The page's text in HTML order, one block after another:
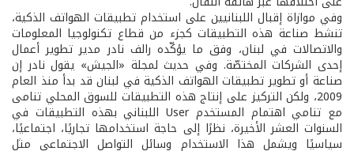
وفي موازاة إقبال اللبنانيين على استخدام تطبيقات الهواتف الذكية،
تنشط صناعة هذه التطبيقات كجزء من قطاع تكنولوجيا المعلومات
والاتصالات في لبنان، وفق ما يؤكّده رالف نادر مدير تطوير أعمال
إحدى الشركات المختصّة. وفي حديث لمجلة «الجيش» يقول نادر إن
صناعة أو تطوير تطبيقات الهواتف الذكية في لبنان قد بدأ منذ العام
2009، ولكن التركيز على إنتاج هذه التطبيقات للسوق المحلي تنامى
مع تنامي اهتمام المستخدم User اللبناني بهذه التطبيقات في
السنوات العشر الأخيرة، نظرًا إلى حاجة استخدامها تجاريًا، اجتماعيًا،
سياسيًا ويشمل هذا الاستخدام وسائل التواصل الاجتماعي مثل